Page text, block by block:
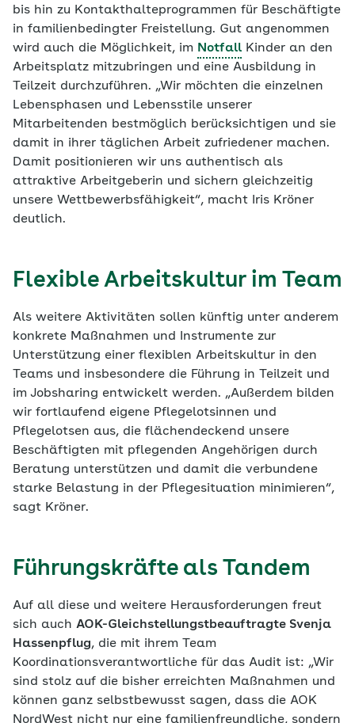
bis hin zu Kontakthalteprogrammen für Beschäftigte
in familienbedingter Freistellung. Gut angenommen
wird auch die Möglichkeit, im Notfall Kinder an den
Arbeitsplatz mitzubringen und eine Ausbildung in
Teilzeit durchzuführen. „Wir möchten die einzelnen
Lebensphasen und Lebensstile unserer
Mitarbeitenden bestmöglich berücksichtigen und sie
damit in ihrer täglichen Arbeit zufriedener machen.
Damit positionieren wir uns authentisch als
attraktive Arbeitgeberin und sichern gleichzeitig
unsere Wettbewerbsfähigkeit“, macht Iris Kröner
deutlich.
Flexible Arbeitskultur im Team
Als weitere Aktivitäten sollen künftig unter anderem
konkrete Maßnahmen und Instrumente zur
Unterstützung einer flexiblen Arbeitskultur in den
Teams und insbesondere die Führung in Teilzeit und
im Jobsharing entwickelt werden. „Außerdem bilden
wir fortlaufend eigene Pflegelotsinnen und
Pflegelotsen aus, die flächendeckend unsere
Beschäftigten mit pflegenden Angehörigen durch
Beratung unterstützen und damit die verbundene
starke Belastung in der Pflegesituation minimieren“,
sagt Kröner.
Führungskräfte als Tandem
Auf all diese und weitere Herausforderungen freut
sich auch AOK-Gleichstellungstbeauftragte Svenja
Hassenpflug, die mit ihrem Team
Koordinationsverantwortliche für das Audit ist: „Wir
sind stolz auf die bisher erreichten Maßnahmen und
können ganz selbstbewusst sagen, dass die AOK
NordWest nicht nur eine familienfreundliche, sondern